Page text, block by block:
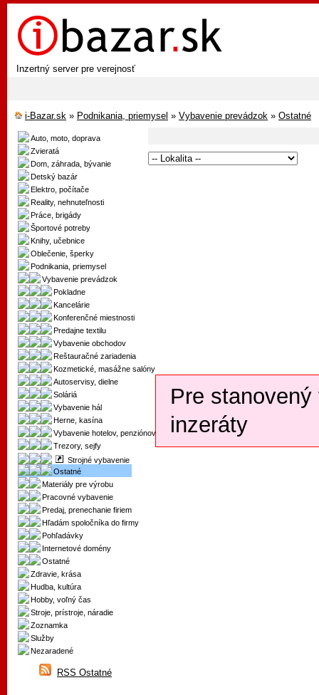
Inzertný server pre verejnosť
i-Bazar.sk » Podnikania, priemysel » Vybavenie prevádzok » Ostatné
Auto, moto, doprava
Zvieratá
Dom, záhrada, bývanie
Detský bazár
Elektro, počítače
Reality, nehnuteľnosti
Práce, brigády
Športové potreby
Knihy, učebnice
Oblečenie, šperky
Podnikania, priemysel
Vybavenie prevádzok
Pokladne
Kancelárie
Konferenčné miestnosti
Predajne textilu
Vybavenie obchodov
Reštauračné zariadenia
Kozmetické, masážne salóny
Autoservisy, dielne
Soláriá
Vybavenie hál
Herne, kasína
Vybavenie hotelov, penziónov
Trezory, sejfy
Strojné vybavenie
Ostatné
Materiály pre výrobu
Pracovné vybavenie
Predaj, prenechanie firiem
Hľadám spoločníka do firmy
Pohľadávky
Internetové domény
Ostatné
Zdravie, krása
Hudba, kultúra
Hobby, voľný čas
Stroje, prístroje, náradie
Zoznamka
Služby
Nezaradené
RSS Ostatné
Pre
inzeráty